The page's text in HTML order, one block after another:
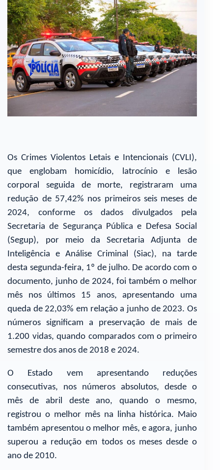
Os Crimes Violentos Letais e Intencionais (CVLI),
que englobam homicídio, latrocínio e lesão
corporal seguida de morte, registraram uma
redução de 57,42% nos primeiros seis meses de
2024, conforme os dados divulgados pela
Secretaria de Segurança Pública e Defesa Social
(Segup), por meio da Secretaria Adjunta de
Inteligência e Análise Criminal (Siac), na tarde
desta segunda-feira, 1º de julho. De acordo com o
documento, junho de 2024, foi também o melhor
mês nos últimos 15 anos, apresentando uma
queda de 22,03% em relação a junho de 2023. Os
números significam a preservação de mais de
1.200 vidas, quando comparados com o primeiro
semestre dos anos de 2018 e 2024.
O Estado vem apresentando reduções
consecutivas, nos números absolutos, desde o
mês de abril deste ano, quando o mesmo,
registrou o melhor mês na linha histórica. Maio
também apresentou o melhor mês, e agora, junho
superou a redução em todos os meses desde o
ano de 2010.